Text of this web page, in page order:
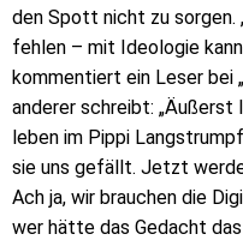
den Spott nicht zu sorgen.
fehlen – mit Ideologie
kommentiert ein Leser bei
anderer schreibt: „Äußerst
leben im Pippi
sie uns gefällt. Jetzt
Ach ja, wir brauchen die
wer hätte das Gedacht das